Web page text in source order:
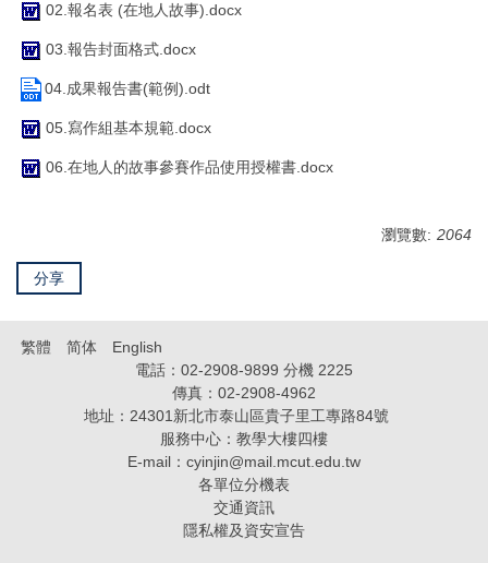
02.報名表 (在地人故事).docx
03.報告封面格式.docx
04.成果報告書(範例).odt
05.寫作組基本規範.docx
06.在地人的故事參賽作品使用授權書.docx
瀏覽數: 2064
分享
繁體 简体
English
電話：02-2908-9899 分機 2225
傳真：02-2908-4962
地址：24301新北市泰山區貴子里工專路84號
服務中心：教學大樓四樓
E-mail： cyinjin@mail.mcut.edu.tw
各單位分機表
交通資訊
隱私權及資安宣告